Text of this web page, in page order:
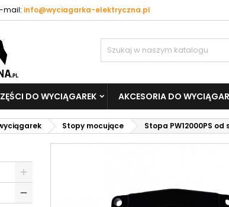
mail: info@wyciagarka-elektryczna.pl
DO WYCIĄGAREK AKCESORIA DO
Stopy mocujące Stopa PW12000PS